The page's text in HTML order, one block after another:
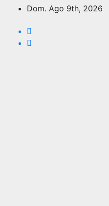
Saltar
contenido
Dom. Ago 9th, 2026